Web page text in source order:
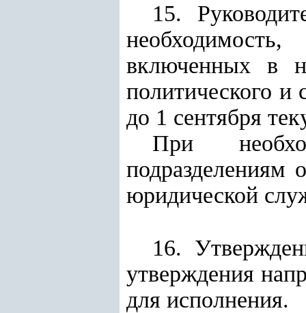
15.
необходимость,
включенных в
политического и
до 1 сентября
При
подразделениям
юридической
16.
утверждения
для исполнения.